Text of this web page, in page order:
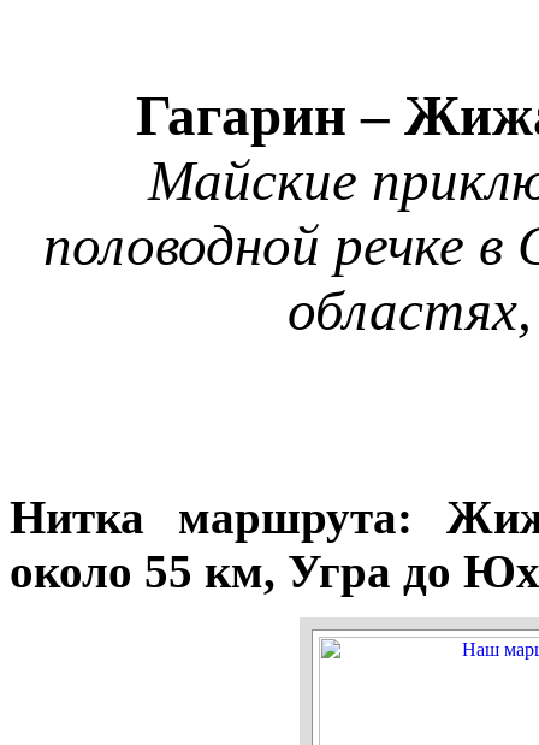
Гагарин –
Майские
половодной речке
Нитка маршрута:
около 55 км, Угра до